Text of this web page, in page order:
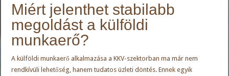
Miért jelenthet stabilabb
megoldást a külföldi
munkaerő?
A külföldi munkaerő alkalmazása a KKV-szektorban ma már nem
rendkívüli lehetőség, hanem tudatos üzleti döntés. Ennek egyik